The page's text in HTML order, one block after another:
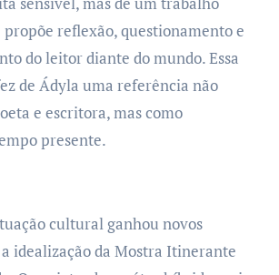
reflexão, questionamento e
do leitor diante do mundo. Essa
de Ádyla uma referência não
e escritora, mas como
presente.
cultural ganhou novos
idealização da Mostra Itinerante